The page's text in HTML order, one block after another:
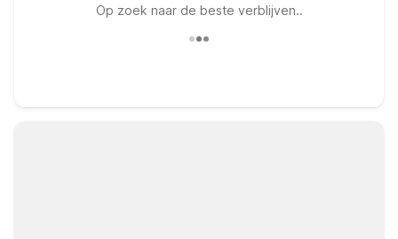
Op zoek naar de beste verblijven..